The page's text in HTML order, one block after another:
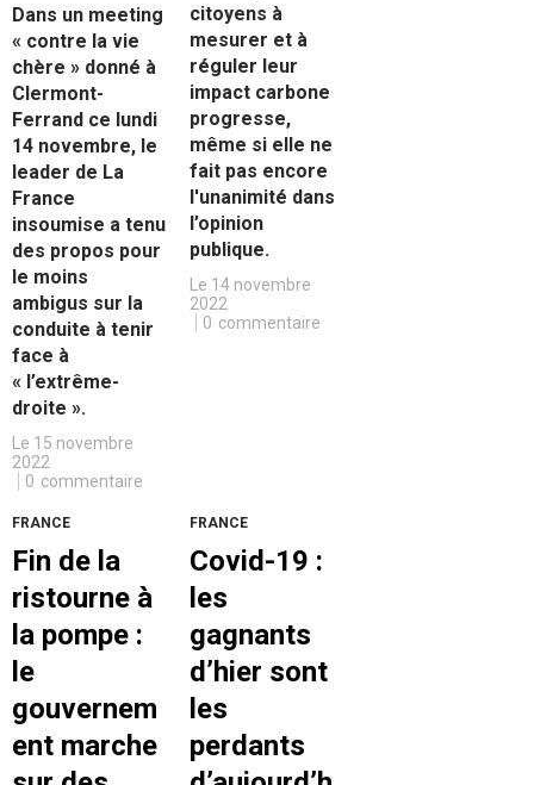
Dans un meeting
« contre la vie
chère » donné à
Clermont-
Ferrand ce lundi
14 novembre, le
leader de La
France
insoumise a tenu
des propos pour
le moins
ambigus sur la
conduite à tenir
face à
« l’extrême-
droite ».
Le 15 novembre
2022
0 commentaire
citoyens à
mesurer et à
réguler leur
impact carbone
progresse,
même si elle ne
fait pas encore
l'unanimité dans
l’opinion
publique.
Le 14 novembre
2022
0 commentaire
FRANCE
Fin de la
ristourne à
la pompe :
le
gouvernem
ent marche
FRANCE
Covid-19 :
les
gagnants
d’hier sont
les
perdants